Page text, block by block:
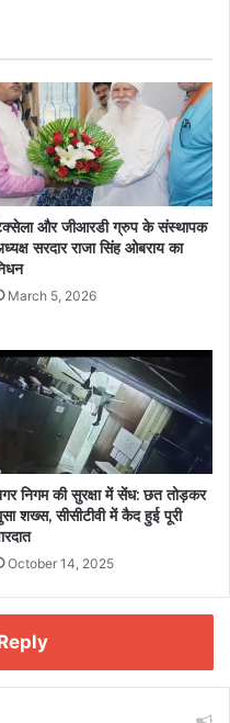
और जीआरडी ग्रुप के संस्थापक
सरदार राजा सिंह ओबराय का
March 5, 2026
निगम की सुरक्षा में सेंध: छत तोड़कर
शख्स, सीसीटीवी में कैद हुई पूरी
October 14, 2025